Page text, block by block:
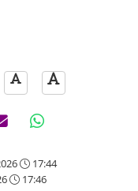
17:44
17:46